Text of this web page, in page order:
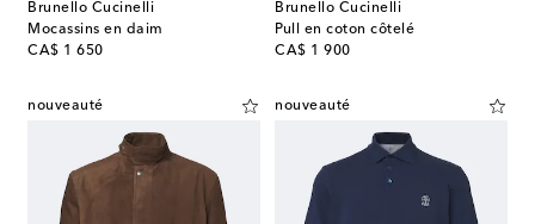
Brunello Cucinelli
Mocassins en daim
CA$ 1 650
original price
Brunello Cucinelli
Pull en coton côtelé
CA$ 1 900
original price
nouveauté nouveauté